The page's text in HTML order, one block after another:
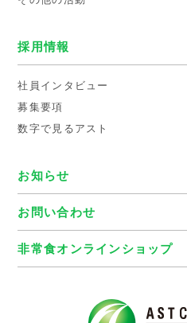
採用情報
社員インタビュー
募集要項
数字で見るアスト
お知らせ
お問い合わせ
非常食オンラインショップ